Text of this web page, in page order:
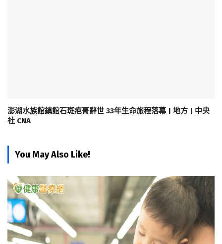
澎湖水族館鎮館石斑疤哥辭世 33年生命旅程落幕 | 地方 | 中央
社 CNA
You May Also Like!